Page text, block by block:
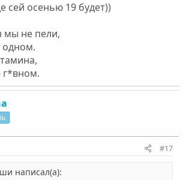
сей осенью 19 будет))
мы не пели,
одном.
г*вном.
#17
написал(а):